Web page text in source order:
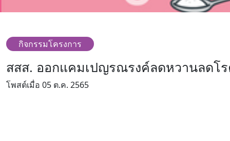
กิจกรรมโครงการ
สสส. ออกแคมเปญรณรงค์ลดหวานลดโ
โพสต์เมื่อ 05 ต.ค. 2565